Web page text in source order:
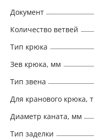
Документ
Количество ветвей
Тип крюка
Зев крюка, мм
Тип звена
Для кранового крюка, т
Диаметр каната, мм
Тип заделки